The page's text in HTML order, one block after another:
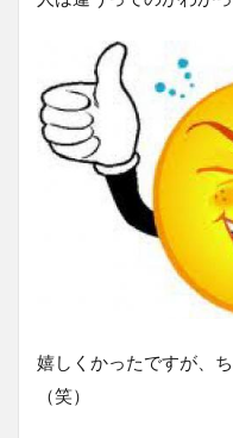
嬉しくかったですが、
（笑）